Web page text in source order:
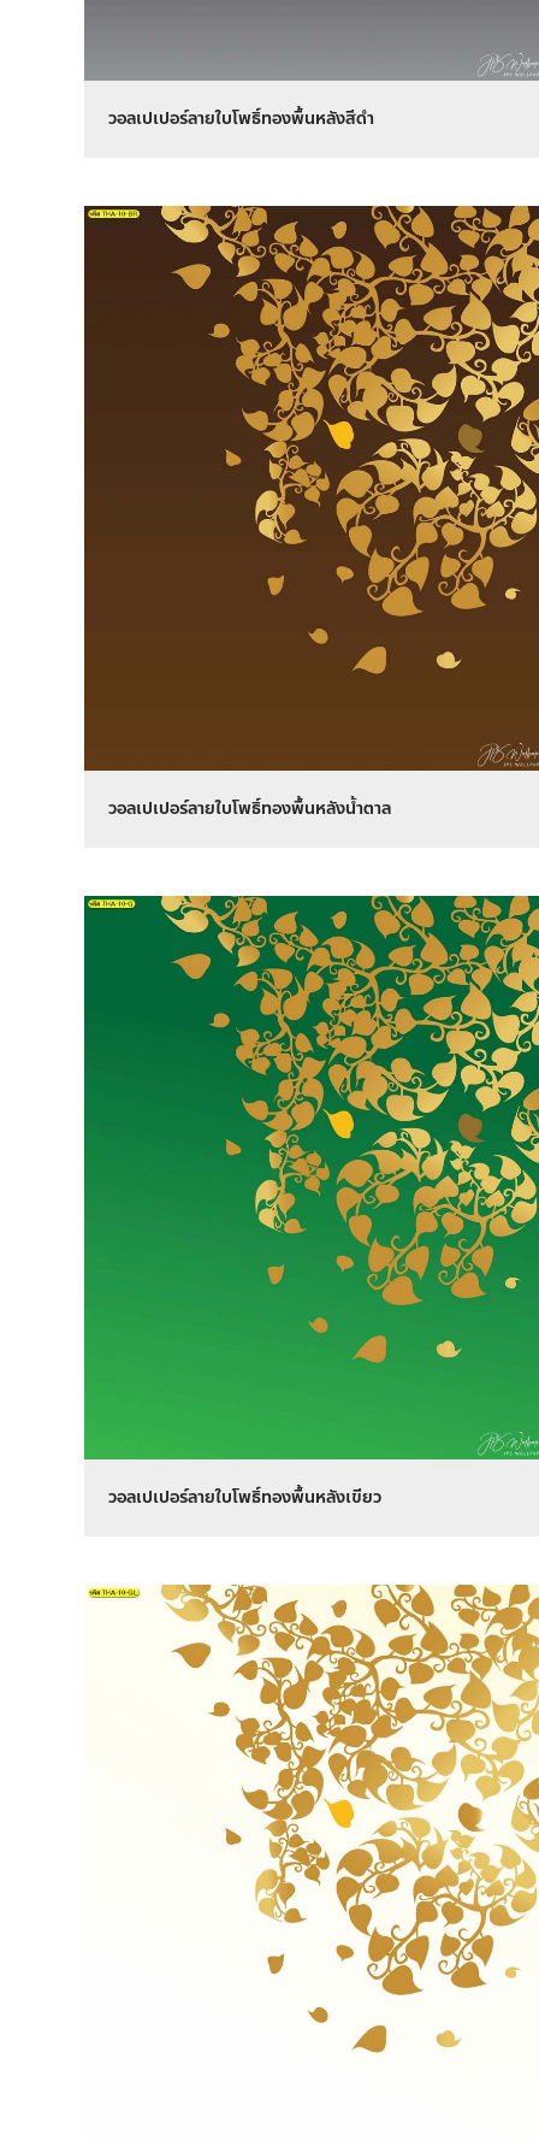
วอลเปเปอร์ลายใบโพธิ์ทองพื้นหลังสีดำ
วอลเปเปอร์ลายใบโพธิ์ทองพื้นหลังน้ำตาล
วอลเปเปอร์ลายใบโพธิ์ทองพื้นหลังเขียว